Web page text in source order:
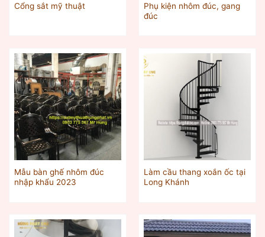
Cổng sắt mỹ thuật
Phụ kiện nhôm đúc, gang
đúc
Mẫu bàn ghế nhôm đúc
nhập khẩu 2023
Làm cầu thang xoắn ốc tại
Long Khánh